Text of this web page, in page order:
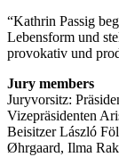
Kathrin Passig
Lebensform und
provokativ und
Jury members
Juryvorsitz:
Vizepräsidenten
Beisitzer László
Øhrgaard, Ilma